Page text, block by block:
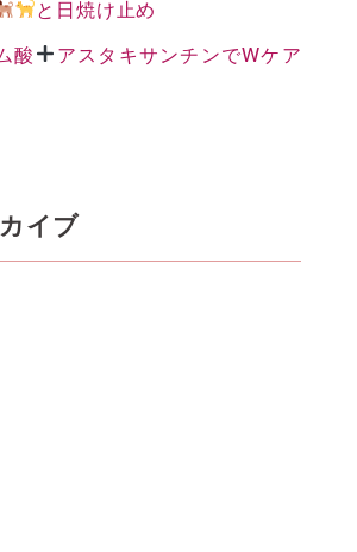
と日焼け止め
酸
アスタキサンチンでWケア
イブ